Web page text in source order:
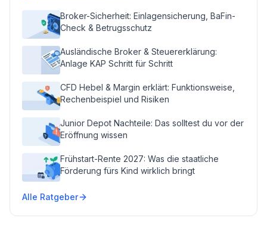
Broker-Sicherheit: Einlagensicherung, BaFin-
Check & Betrugsschutz
Ausländische Broker & Steuererklärung:
Anlage KAP Schritt für Schritt
CFD Hebel & Margin erklärt: Funktionsweise,
Rechenbeispiel und Risiken
Junior Depot Nachteile: Das solltest du vor der
Eröffnung wissen
Frühstart-Rente 2027: Was die staatliche
Förderung fürs Kind wirklich bringt
Alle Ratgeber